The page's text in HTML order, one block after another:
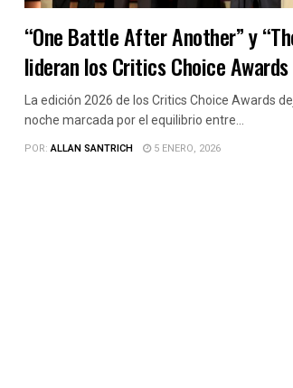
“One Battle After Another” y
lideran los Critics Choice
La edición 2026 de los Critics Choice Awards
noche marcada por el equilibrio entre...
POR: ALLAN SANTRICH 5 ENERO, 2026